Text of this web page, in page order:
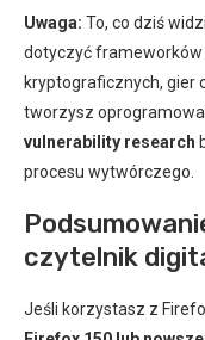
Uwaga: To, co dziś
dotyczyć
kryptograficznych, gier
tworzysz
vulnerability research
procesu wytwórczego.
czytelnik
Jeśli korzystasz z